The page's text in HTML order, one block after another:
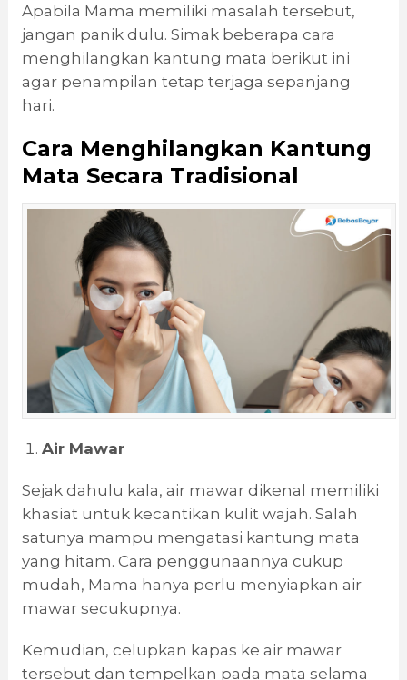
Apabila Mama memiliki masalah tersebut,
jangan panik dulu. Simak beberapa cara
menghilangkan kantung mata berikut ini
agar penampilan tetap terjaga sepanjang
hari.
Cara Menghilangkan Kantung
Mata Secara Tradisional
Air Mawar
Sejak dahulu kala, air mawar dikenal memiliki
khasiat untuk kecantikan kulit wajah. Salah
satunya mampu mengatasi kantung mata
yang hitam. Cara penggunaannya cukup
mudah, Mama hanya perlu menyiapkan air
mawar secukupnya.
Kemudian, celupkan kapas ke air mawar
tersebut dan tempelkan pada mata selama